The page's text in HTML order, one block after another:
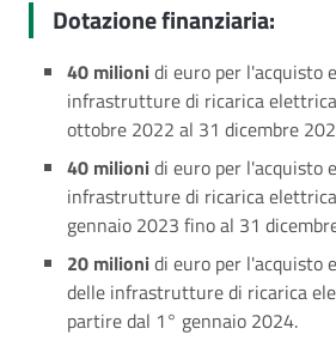
Dotazione finanziaria:
40 milionidi euro per l'acquisto
infrastrutture di ricarica
ottobre 2022 al 31 dicembre
40 milionidi euro per l'acquisto
infrastrutture di ricarica
gennaio 2023 fino al 31
20 milionidi euro per l'acquisto
delle infrastrutture di ricarica
partire dal 1° gennaio 2024.